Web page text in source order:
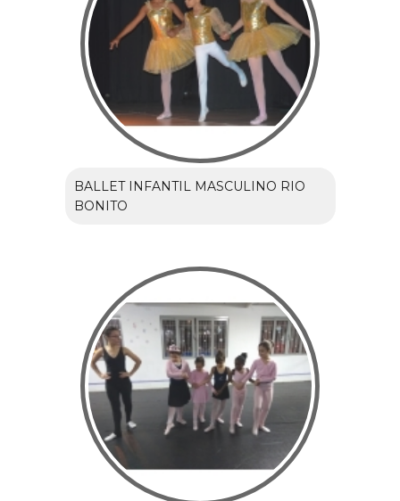
BALLET INFANTIL MASCULINO RIO
BONITO